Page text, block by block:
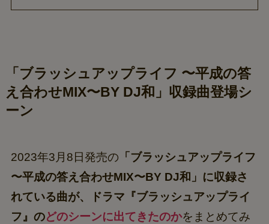
「ブラッシュアップライフ 〜平成の答
え合わせMIX〜BY DJ和」収録曲登場シ
ーン
2023年3月8日発売の 「ブラッシュアップライフ
〜平成の答え合わせMIX〜BY DJ和」に収録さ
れている曲が、ドラマ『ブラッシュアップライ
フ』のどのシーンに出てきたのかをまとめてみ